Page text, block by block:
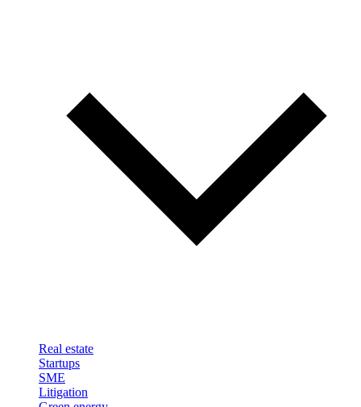
Real estate
Startups
SME
Litigation